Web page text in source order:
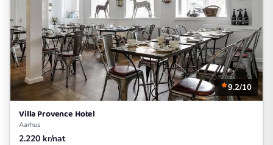
9.2/10
Villa Provence Hotel
Aarhus
2.220 kr/nat